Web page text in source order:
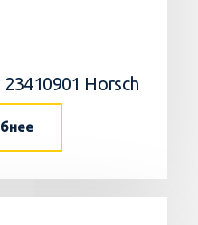
Horsch